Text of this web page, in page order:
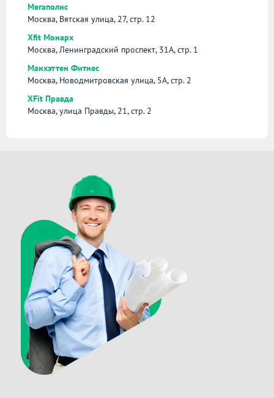
Мегаполис
Москва, Вятская улица, 27, стр. 12
Xfit Монарх
Москва, Ленинградский проспект, 31А, стр. 1
Манхэттен Фитнес
Москва, Новодмитровская улица, 5А, стр. 2
XFit Правда
Москва, улица Правды, 21, стр. 2